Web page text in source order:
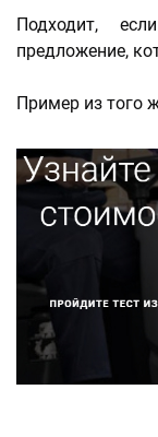
Подходит,
предложение,
Пример из того